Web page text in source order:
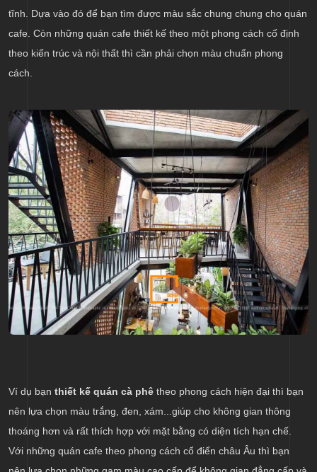
tĩnh. Dựa vào đó để bạn tìm được màu sắc chung chung cho quán
cafe. Còn những quán cafe thiết kế theo một phong cách cố định
theo kiến trúc và nội thất thì cần phải chọn màu chuẩn phong
cách.
Ví dụ bạn thiết kế quán cà phê theo phong cách hiện đại thì bạn
nên lựa chọn màu trắng, đen, xám...giúp cho không gian thông
thoáng hơn và rất thích hợp với mặt bằng có diện tích hạn chế.
Với những quán cafe theo phong cách cổ điển châu Âu thì bạn